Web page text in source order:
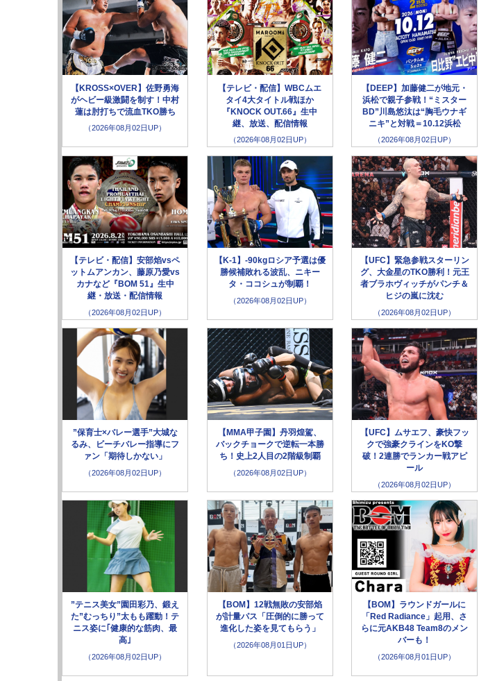
【KROSS×OVER】佐野勇海
がヘビー級激闘を制す！中村
蓮は肘打ちで流血TKO勝ち
（2026年08月02日UP）
【テレビ・配信】WBCムエ
タイ4大タイトル戦ほか
『KNOCK OUT.66』生中
継、放送、配信情報
（2026年08月02日UP）
【DEEP】加藤健二が地元・
浜松で親子参戦！“ミスター
BD”川島悠汰は“胸毛ウナギ
ニキ”と対戦＝10.12浜松
（2026年08月02日UP）
【テレビ・配信】安部焰vsペ
ットムアンカン、藤原乃愛vs
カナなど『BOM 51』生中
継・放送・配信情報
（2026年08月02日UP）
【K-1】-90kgロシア予選は優
勝候補敗れる波乱、ニキー
タ・ココシュが制覇！
（2026年08月02日UP）
【UFC】緊急参戦スターリン
グ、大金星のTKO勝利！元王
者ブラホヴィッチがパンチ＆
ヒジの嵐に沈む
（2026年08月02日UP）
”保育士×バレー選手”大城な
るみ、ビーチバレー指導にフ
ァン「期待しかない」
（2026年08月02日UP）
【MMA甲子園】丹羽煌駕、
バックチョークで逆転一本勝
ち！史上2人目の2階級制覇
（2026年08月02日UP）
【UFC】ムサエフ、豪快フッ
クで強豪クラインをKO撃
破！2連勝でランカー戦アピ
ール
（2026年08月02日UP）
”テニス美女”園田彩乃、鍛え
た”むっちり”太もも躍動！テ
ニス姿に｢健康的な筋肉、最
高｣
（2026年08月02日UP）
【BOM】12戦無敗の安部焰
が計量パス「圧倒的に勝って
進化した姿を見てもらう」
（2026年08月01日UP）
【BOM】ラウンドガールに
「Red Radiance」起用、さ
らに元AKB48 Team8のメン
バーも！
（2026年08月01日UP）